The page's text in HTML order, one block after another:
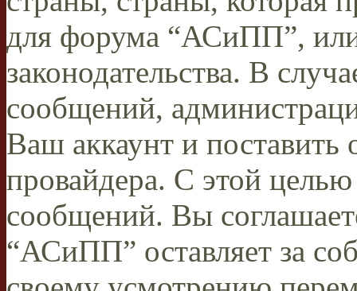
для форума “АСиПП”,
законодательства. В
сообщений,
Ваш аккаунт и поставить
провайдера. С этой
сообщений. Вы
“АСиПП” оставляет за